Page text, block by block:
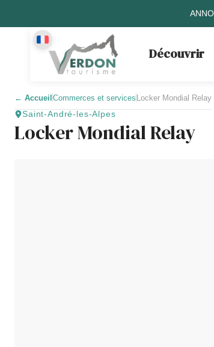
Découvrir
← AccueilCommerces et services Locker Mondial Relay
Saint-André-les-Alpes
Locker Mondial Relay